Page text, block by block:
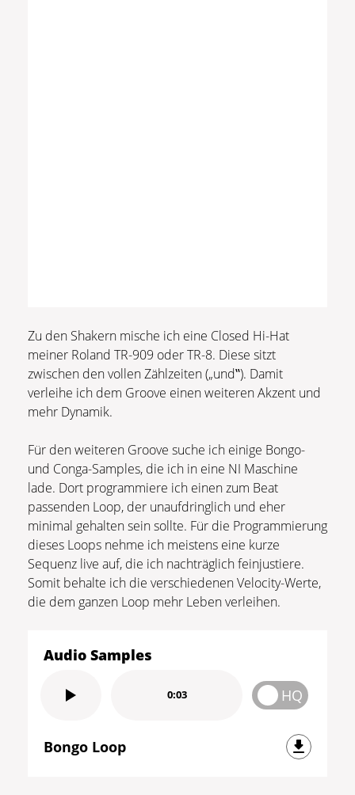
Zu den Shakern mische ich eine Closed Hi-Hat
meiner Roland TR-909 oder TR-8. Diese sitzt
zwischen den vollen Zählzeiten („und‟). Damit
verleihe ich dem Groove einen weiteren Akzent und
mehr Dynamik.
Für den weiteren Groove suche ich einige Bongo-
und Conga-Samples, die ich in eine NI Maschine
lade. Dort programmiere ich einen zum Beat
passenden Loop, der unaufdringlich und eher
minimal gehalten sein sollte. Für die Programmierung
dieses Loops nehme ich meistens eine kurze
Sequenz live auf, die ich nachträglich feinjustiere.
Somit behalte ich die verschiedenen Velocity-Werte,
die dem ganzen Loop mehr Leben verleihen.
Audio Samples
0:03 HQ
Bongo Loop